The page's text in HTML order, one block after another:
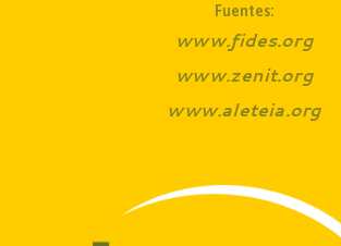
Fuentes:
www.fides.org
www.zenit.org
www.aleteia.org